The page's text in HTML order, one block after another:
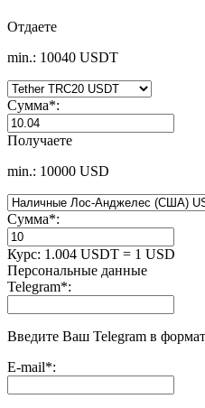
Отдаете
min.: 10040 USDT
Сумма*:
Получаете
min.: 10000 USD
Сумма*:
Курс: 1.004 USDT = 1 USD
Персональные данные
Telegram*:
Введите Ваш Telegram в
E-mail*: